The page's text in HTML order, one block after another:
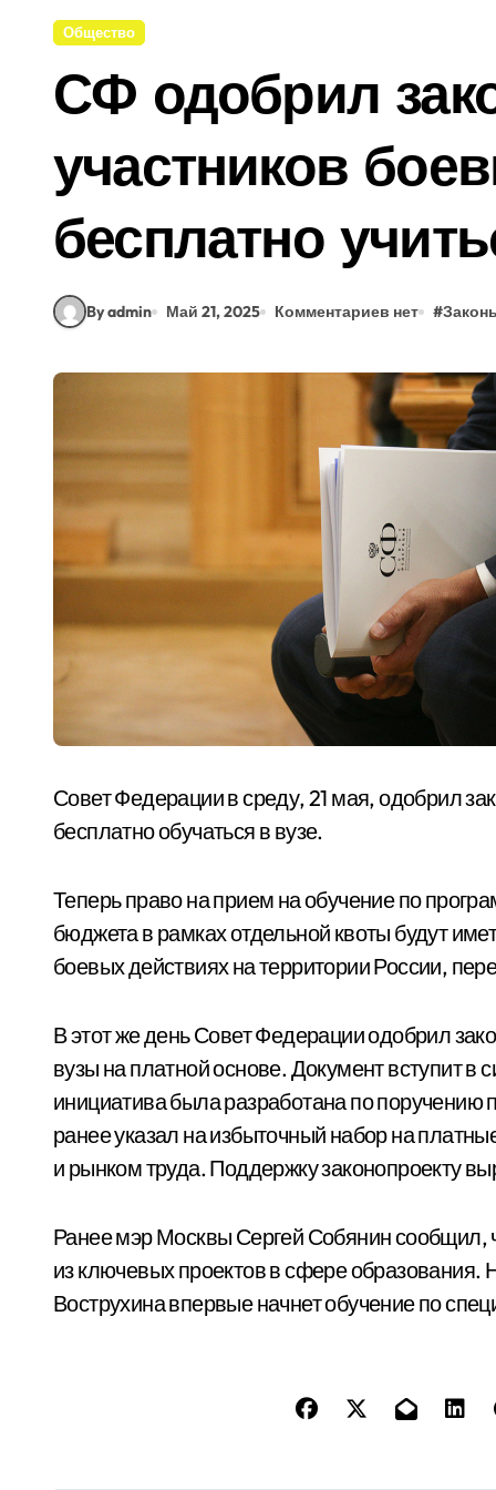
Общество
СФ одобрил
участников
бесплатно
By admin Май 21, 2025 Комментариев нет #
Совет Федерации в среду, 21 мая, одобрил
бесплатно обучаться в вузе.
Теперь право на прием на обучение по
бюджета в рамках отдельной квоты будут
боевых действиях на территории России,
В этот же день Совет Федерации одобрил
вузы на платной основе. Документ вступит в
инициатива была разработана по
ранее указал на избыточный набор на
и рынком труда. Поддержку законопроекту
Ранее мэр Москвы Сергей Собянин
из ключевых проектов в сфере
Вострухина впервые начнет обучение по